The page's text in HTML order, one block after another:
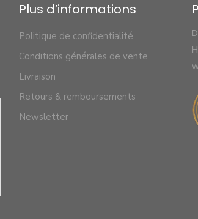
Plus d’informations
Politique de confidentialité
Conditions générales de vente
Livraison
Retours & remboursements
Newsletter